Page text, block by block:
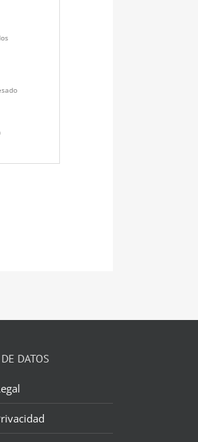
DATOS